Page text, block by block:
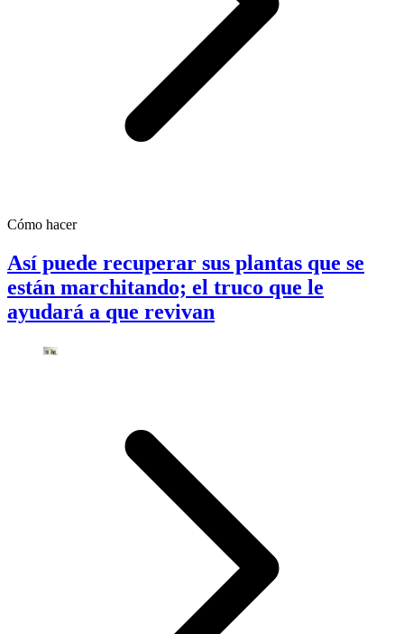
Cómo hacer
Así puede recuperar sus plantas que se
están marchitando; el truco que le
ayudará a que revivan